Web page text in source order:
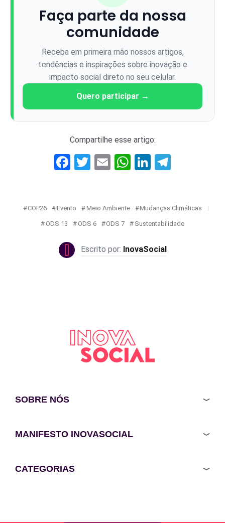
Faça parte da nossa
comunidade
Receba em primeira mão nossos artigos,
tendências e inspirações sobre inovação e
impacto social direto no seu celular.
Quero participar →
Compartilhe esse artigo:
Facebook
Twitter
EmailWhatsApp
LinkedIn
COP26 Evento Meio Ambiente Mudanças Climáticas
ODS 13 ODS 6 ODS 7 Sustentabilidade
InovaSocial
SOBRE NÓS
MANIFESTO INOVASOCIAL
CATEGORIAS